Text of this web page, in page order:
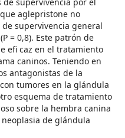
aglepristone no
supervivencia general
= 0,8). Este patrón de
efi caz en el tratamiento
caninos. Teniendo en
antagonistas de la
tumores en la glándula
esquema de tratamiento
sobre la hembra canina
de glándula